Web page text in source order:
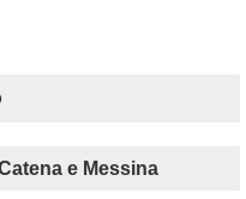
e Messina